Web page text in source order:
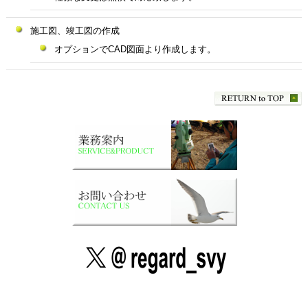
施工図、竣工図の作成
オプションでCAD図面より作成します。